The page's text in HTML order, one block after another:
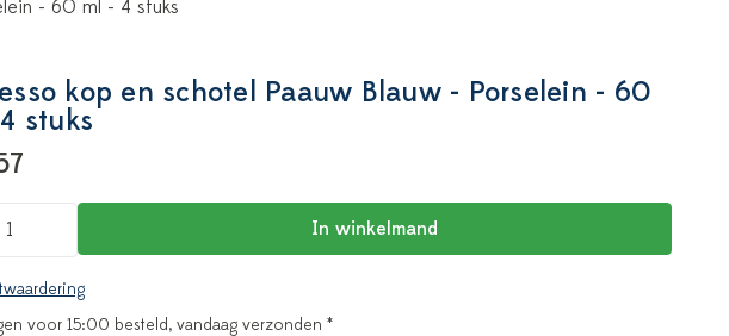
- 60 ml - 4 stuks
kop en schotel Paauw Blauw - Porselein - 60
stuks
In winkelmand
voor 15:00 besteld, vandaag verzonden *